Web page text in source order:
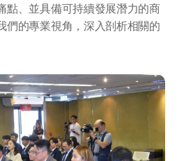
點、並具備可持續發展潛力的商
們的專業視角，深入剖析相關的